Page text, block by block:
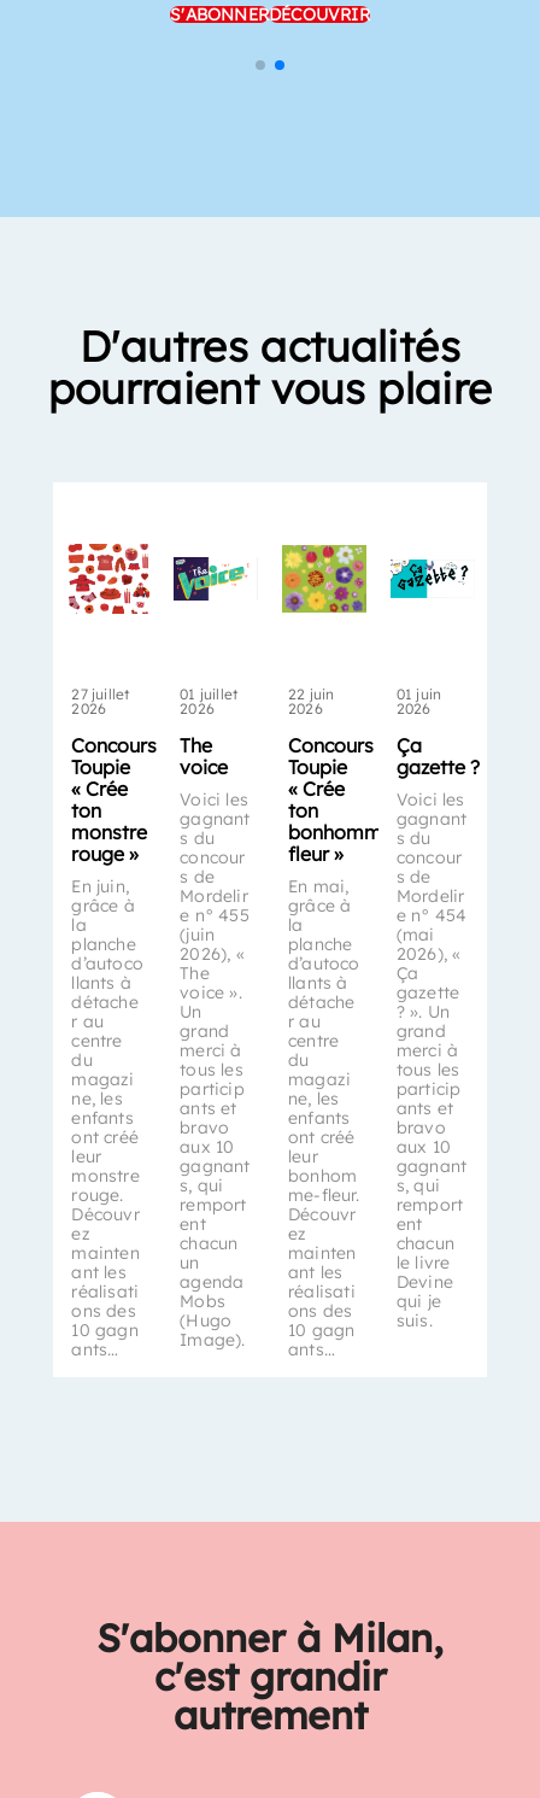
S'ABONNERDÉCOUVRIR
D'autres actualités
pourraient vous plaire
27 juillet
2026
Concours
Toupie
« Crée
ton
monstre
rouge »
En juin,
grâce à
la
planche
d’autoco
llants à
détache
r au
centre
du
magazi
ne, les
enfants
ont créé
leur
monstre
rouge.
Découvr
ez
mainten
ant les
réalisati
ons des
10 gagn
ants…
01 juillet
2026
The
voice
Voici les
gagnant
s du
concour
s de
Mordelir
e n° 455
(juin
2026), «
The
voice ».
Un
grand
merci à
tous les
particip
ants et
bravo
aux 10
gagnant
s, qui
remport
ent
chacun
un
agenda
Mobs
(Hugo
Image).
22 juin
2026
Concours
Toupie
« Crée
ton
bonhomme-
fleur »
En mai,
grâce à
la
planche
d’autoco
llants à
détache
r au
centre
du
magazi
ne, les
enfants
ont créé
leur
bonhom
me-fleur.
Découvr
ez
mainten
ant les
réalisati
ons des
10 gagn
ants…
01 juin
2026
Ça
gazette ?
Voici les
gagnant
s du
concour
s de
Mordelir
e n° 454
(mai
2026), «
Ça
gazette
? ». Un
grand
merci à
tous les
particip
ants et
bravo
aux 10
gagnant
s, qui
remport
ent
chacun
le livre
Devine
qui je
suis.
S'abonner à Milan,
c'est grandir
autrement